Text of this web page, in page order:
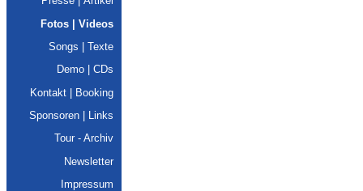
Fotos | Videos
Songs | Texte
Demo | CDs
Kontakt | Booking
Sponsoren | Links
Tour - Archiv
Newsletter
Impressum